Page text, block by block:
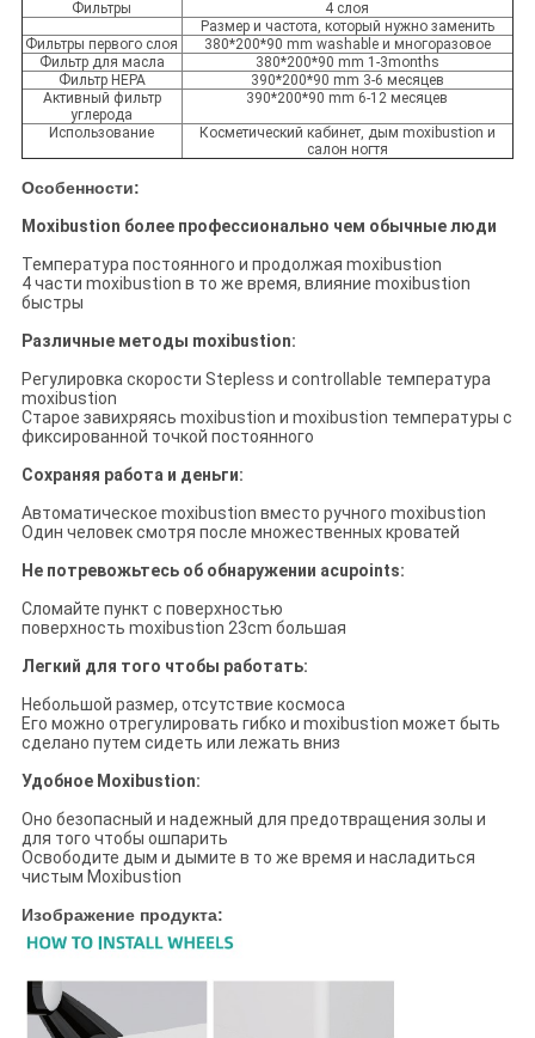
Фильтры
4 слоя
Размер и частота, который нужно заменить
Фильтры первого слоя
380*200*90 mm washable и многоразовое
Фильтр для масла
380*200*90 mm 1-3months
Фильтр HEPA
390*200*90 mm 3-6 месяцев
Активный фильтр
углерода
390*200*90 mm 6-12 месяцев
Использование
Косметический кабинет, дым moxibustion и
салон ногтя
Особенности:
Moxibustion более профессионально чем обычные люди
Температура постоянного и продолжая moxibustion
4 части moxibustion в то же время, влияние moxibustion
быстры
Различные методы moxibustion:
Регулировка скорости Stepless и controllable температура
moxibustion
Старое завихряясь moxibustion и moxibustion температуры с
фиксированной точкой постоянного
Сохраняя работа и деньги:
Автоматическое moxibustion вместо ручного moxibustion
Один человек смотря после множественных кроватей
Не потревожьтесь об обнаружении acupoints:
Сломайте пункт с поверхностью
поверхность moxibustion 23cm большая
Легкий для того чтобы работать:
Небольшой размер, отсутствие космоса
Его можно отрегулировать гибко и moxibustion может быть
сделано путем сидеть или лежать вниз
Удобное Moxibustion:
Оно безопасный и надежный для предотвращения золы и
для того чтобы ошпарить
Освободите дым и дымите в то же время и насладиться
чистым Moxibustion
Изображение продукта: